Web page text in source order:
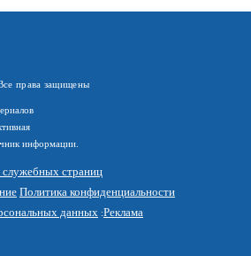
права защищены
информации.
страниц
Политика конфиденциальности
данных Реклама